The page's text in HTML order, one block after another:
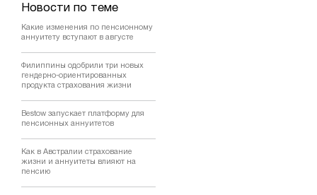
Новости по теме
Какие изменения по пенсионному
аннуитету вступают в августе
Филиппины одобрили три новых
гендерно-ориентированных
продукта страхования жизни
Bestow запускает платформу для
пенсионных аннуитетов
Как в Австралии страхование
жизни и аннуитеты влияют на
пенсию